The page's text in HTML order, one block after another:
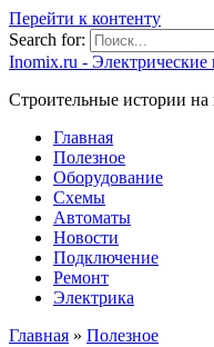
Перейти к контенту
Search for:
Inomix.ru - Электрические
Cтроительные истории
Главная
Полезное
Оборудование
Схемы
Автоматы
Новости
Подключение
Ремонт
Электрика
Главная » Полезное